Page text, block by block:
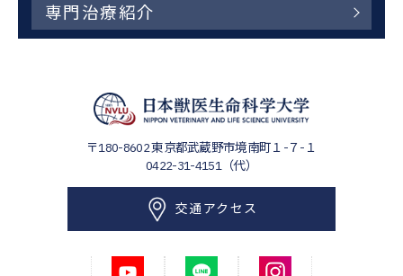
専門治療紹介
〒180-8602東京都武蔵野市境南町１-７-１
0422-31-4151（代）
交通アクセス